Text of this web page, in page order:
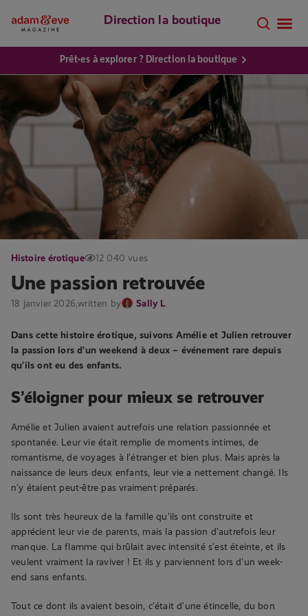
Direction la boutique
Prêt·es à explorer ? Direction la boutique
Histoire érotique 12 040 vues
Une passion retrouvée
18 janvier 2026,written by Sally L
Dans cette histoire érotique, suivons Amélie et Julien retrouver
la passion lors d’un weekend à deux – événement rare depuis
qu’ils ont eu des enfants.
S’éloigner pour mieux se retrouver
Amélie et Julien avaient autrefois une relation passionnée et
spontanée. Leur vie était remplie de moments intimes, de
romantisme, de voyages à l’étranger et bien plus. Mais après la
naissance de leurs deux enfants, leur vie a nettement changé. Ils
n’y étaient peut-être pas vraiment préparés.
Ils sont très heureux de la famille qu’ils ont construite et
apprécient leur vie de parents, mais la passion d’autrefois leur
manque. La flamme qui brûlait avec intensité s’est éteinte, et ils
veulent vraiment la raviver ! Et ils y parviennent lors d’un week-
end sans enfants.
Tout ce dont ils avaient besoin, c’était d’une étincelle, du bon